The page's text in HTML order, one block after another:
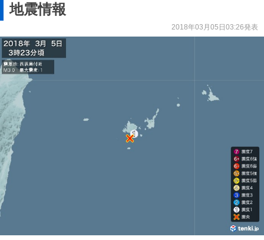
地震情報
2018年03月05日03:26発表